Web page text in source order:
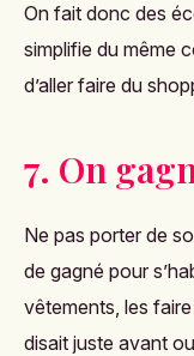
On fait donc des
simplifie du même
d’aller faire du
7. On
Ne pas porter de
de gagné pour
vêtements, les
disait juste avant